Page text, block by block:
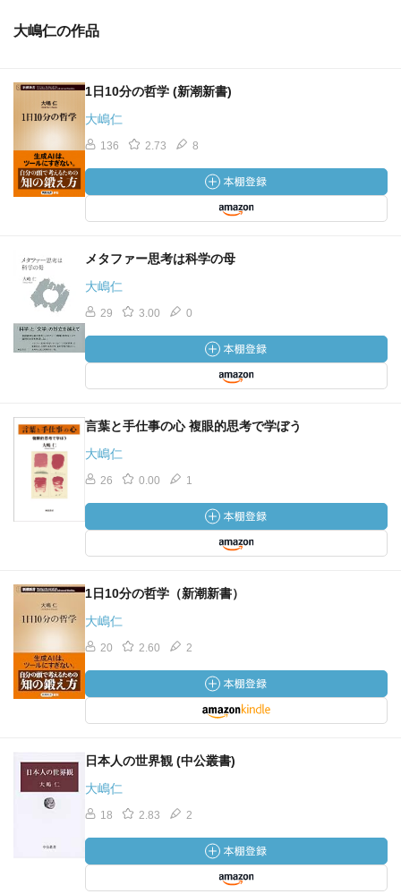
大嶋仁の作品
1日10分の哲学 (新潮新書)
大嶋仁
136 2.73 8
メタファー思考は科学の母
大嶋仁
29 3.00 0
言葉と手仕事の心 複眼的思考で学ぼう
大嶋仁
26 0.00 1
1日10分の哲学（新潮新書）
大嶋仁
20 2.60 2
日本人の世界観 (中公叢書)
大嶋仁
18 2.83 2